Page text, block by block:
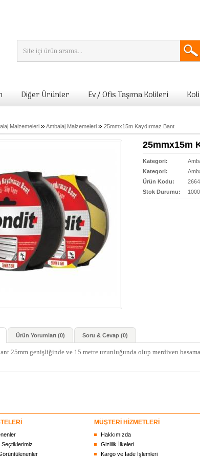
Diğer Ürünler Ev / Ofis Taşıma Kolileri
Malzemeleri »Ambalaj Malzemeleri » 25mmx15m Kaydırmaz Bant
25mmx15m
Kategori:
Kategori:
Ürün Kodu:
Stok Durumu:
1000
Ürün Yorumları (0) Soru & Cevap (0)
25mm genişliğinde ve 15 metre uzunluğunda olup merdiven
Seçtiklerimiz
MÜŞTERİ HİZMETLERİ
Hakkımızda
Gizlilik İlkeleri
Kargo ve İade İşlemleri